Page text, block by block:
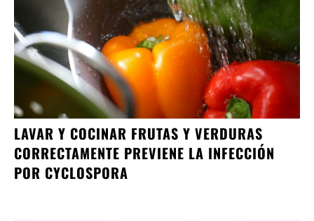
LAVAR Y COCINAR FRUTAS Y VERDURAS
CORRECTAMENTE PREVIENE LA INFECCIÓN
POR CYCLOSPORA